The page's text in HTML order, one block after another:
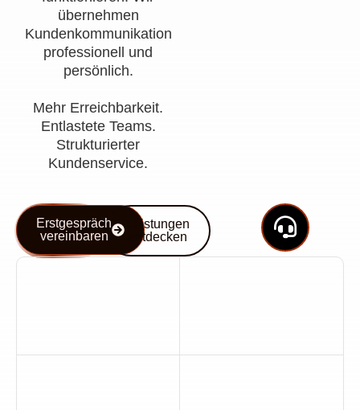
übernehmen
Kundenkommunikation
professionell und
persönlich.
Mehr Erreichbarkeit.
Entlastete Teams.
Strukturierter
Kundenservice.
Erstgespräch
vereinbaren
Leistungen
entdecken